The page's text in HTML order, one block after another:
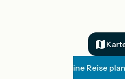
Meine Reise